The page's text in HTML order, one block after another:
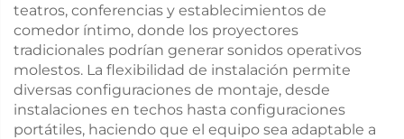
teatros, conferencias y establecimientos de
comedor íntimo, donde los proyectores
tradicionales podrían generar sonidos operativos
molestos. La flexibilidad de instalación permite
diversas configuraciones de montaje, desde
instalaciones en techos hasta configuraciones
portátiles, haciendo que el equipo sea adaptable a